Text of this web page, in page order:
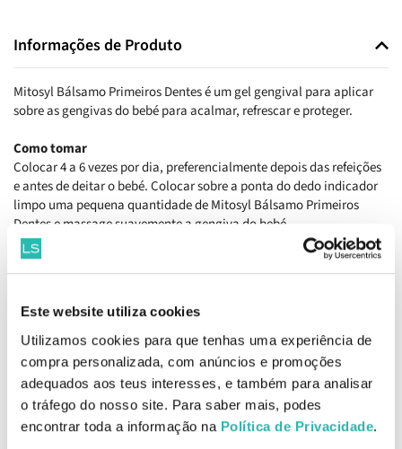
Este website utiliza cookies
Utilizamos cookies para que tenhas uma experiência de
compra personalizada, com anúncios e promoções
adequados aos teus interesses, e também para analisar
o tráfego do nosso site. Para saber mais, podes
encontrar toda a informação na Política de Privacidade.
Informações de Produto
Mitosyl Bálsamo Primeiros Dentes é um gel gengival para aplicar
sobre as gengivas do bebé para acalmar, refrescar e proteger.
Como tomar
Colocar 4 a 6 vezes por dia, preferencialmente depois das refeições
e antes de deitar o bebé. Colocar sobre a ponta do dedo indicador
limpo uma pequena quantidade de Mitosyl Bálsamo Primeiros
Dentes e massage suavemente a gengiva do bebé.
Composição
Precauções
Não deve ser utilizado em casos de intolerância à proteína do leite
de vaca.
EAN: 8470003731751